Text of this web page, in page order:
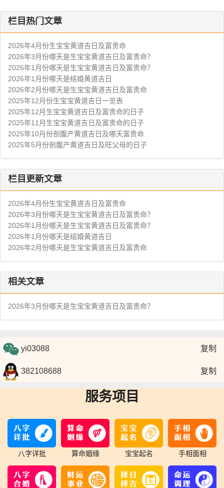
栏目热门文章
2026年4月份生宝宝黄道吉日及富贵命
2026年3月份哪天是生宝宝黄道吉日及富贵命？
2026年1月份哪天是生宝宝黄道吉日及富贵命？
2026年1月份哪天是结婚黄道吉日
2026年2月份哪天是生宝宝黄道吉日及富贵命
2025年12月份生宝宝黄道吉日一览表
2025年12月生宝宝黄道吉日及富贵命的日子
2025年11月生宝宝黄道吉日及富贵命的日子
2025年10月份剖腹产黄道吉日及哪天富贵命
2025年5月份剖腹产黄道吉日及旺父母的日子
栏目更新文章
2026年4月份生宝宝黄道吉日及富贵命
2026年3月份哪天是生宝宝黄道吉日及富贵命？
2026年1月份哪天是生宝宝黄道吉日及富贵命？
2026年1月份哪天是结婚黄道吉日
2026年2月份哪天是生宝宝黄道吉日及富贵命
相关文章
2026年3月份哪天是生宝宝黄道吉日及富贵命？
复制
复制
服务项目
八字详批 算命姻缘 宝宝起名 手相面相